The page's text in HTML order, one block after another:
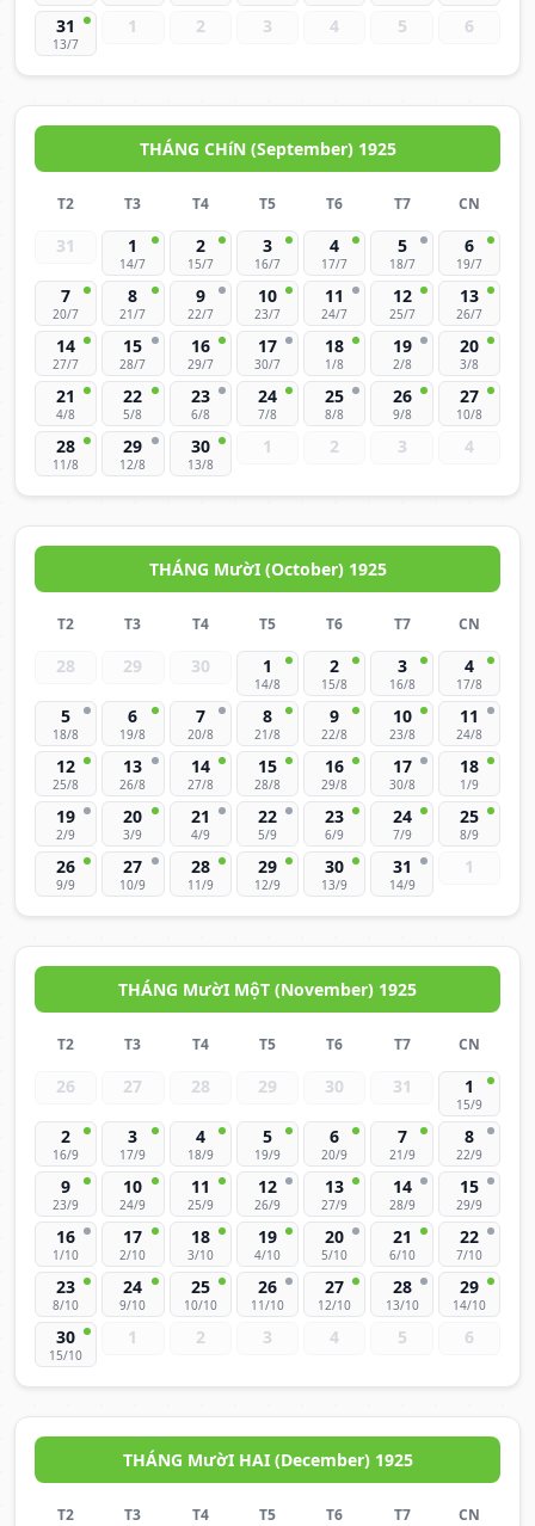
31
13/7
1 2 3 4 5 6
THÁNG CHíN (September) 1925
T2 T3 T4 T5 T6 T7 CN
31 1
14/7
2
15/7
3
16/7
4
17/7
5
18/7
6
19/7
7
20/7
8
21/7
9
22/7
10
23/7
11
24/7
12
25/7
13
26/7
14
27/7
15
28/7
16
29/7
17
30/7
18
1/8
19
2/8
20
3/8
21
4/8
22
5/8
23
6/8
24
7/8
25
8/8
26
9/8
27
10/8
28
11/8
29
12/8
30
13/8
1 2 3 4
THÁNG MườI (October) 1925
T2 T3 T4 T5 T6 T7 CN
28 29 30 1
14/8
2
15/8
3
16/8
4
17/8
5
18/8
6
19/8
7
20/8
8
21/8
9
22/8
10
23/8
11
24/8
12
25/8
13
26/8
14
27/8
15
28/8
16
29/8
17
30/8
18
1/9
19
2/9
20
3/9
21
4/9
22
5/9
23
6/9
24
7/9
25
8/9
26
9/9
27
10/9
28
11/9
29
12/9
30
13/9
31
14/9
1
THÁNG MườI MộT (November) 1925
T2 T3 T4 T5 T6 T7 CN
26 27 28 29 30 31 1
15/9
2
16/9
3
17/9
4
18/9
5
19/9
6
20/9
7
21/9
8
22/9
9
23/9
10
24/9
11
25/9
12
26/9
13
27/9
14
28/9
15
29/9
16
1/10
17
2/10
18
3/10
19
4/10
20
5/10
21
6/10
22
7/10
23
8/10
24
9/10
25
10/10
26
11/10
27
12/10
28
13/10
29
14/10
30
15/10
1 2 3 4 5 6
THÁNG MườI HAI (December) 1925
T2 T3 T4 T5 T6 T7 CN